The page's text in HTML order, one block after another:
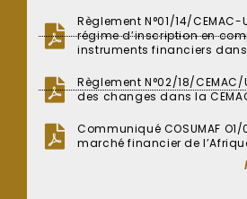
Règlement N°01/14/
régime d’inscription en
instruments financiers dans
Règlement N°02/18/
des changes dans la
Communiqué COSUMAF
marché financier de